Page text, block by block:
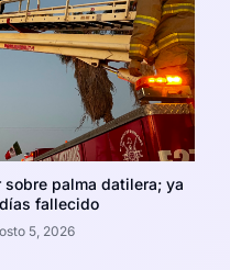
sobre palma datilera; ya
fallecido
5, 2026